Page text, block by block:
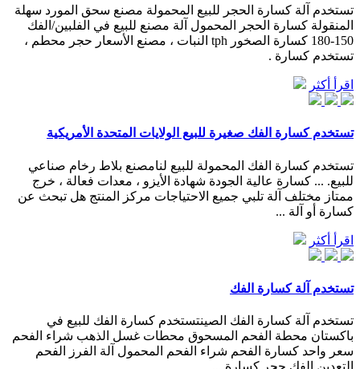
تستخدم آلة كسارة الحجر للبيع المحمولة مصنع سحق المورد سهلة
المنقولة كسارة الحجر المحمول آلة مصنع للبيع في الفلبين/الفك
150-180 كسارة الصخور tph النبات ، مصنع الأسعار حجر محطم ،
تستخدم كسارة .
اقرأ أكثر
تستخدم كسارة الفك صغيرة للبيع الولايات المتحدة الأمريكية
تستخدم كسارة الفك المحمولة للبيع لنامصنع بلاط رخام صناعي
للبيع. ... كسارة عالية الجودة شهادة الأيزو ، معدات فعالة ، خرج
ممتاز مختلف آلة تلبي جميع الاحتياجات مركز المنتج هل تبحث عن
كسارة أو آلة ...
اقرأ أكثر
تستخدم آلة كسارة الفك
تستخدم آلة كسارة الفك الصينتستخدم كسارة الفك للبيع في
باكستان محطة الفحم المسحوق محطات غسل الذهب شراء الفحم
سعر واحد كسارة الفحم شراء الفحم المحمول آلة الفرز الفحم